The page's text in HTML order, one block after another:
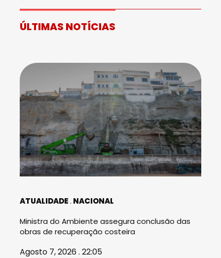
ÚLTIMAS NOTÍCIAS
ATUALIDADE NACIONAL
Ministra do Ambiente assegura conclusão das
obras de recuperação costeira
Agosto 7, 2026 . 22:05